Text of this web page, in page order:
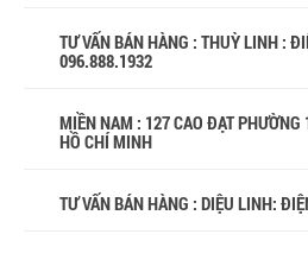
TƯ VẤN BÁN HÀNG : THUỲ LINH :
096.888.1932
MIỀN NAM : 127 CAO ĐẠT PHƯỜNG
HỒ CHÍ MINH
TƯ VẤN BÁN HÀNG : DIỆU LINH: